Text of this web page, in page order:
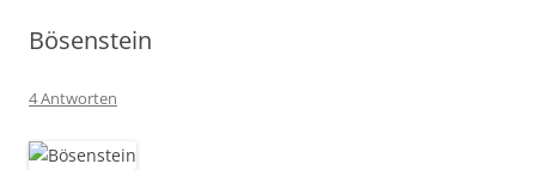
Bösenstein
4 Antworten